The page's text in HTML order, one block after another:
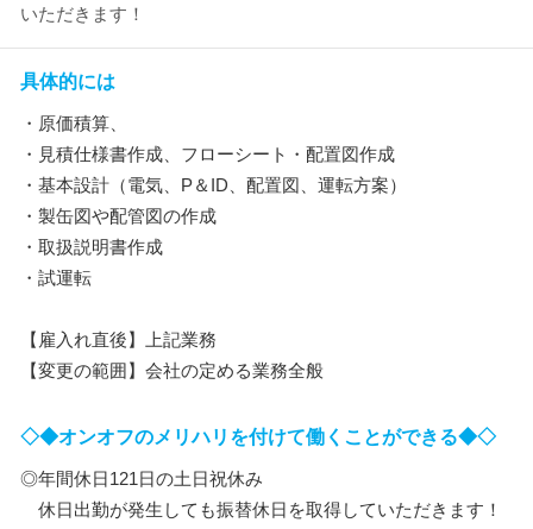
いただきます！
具体的には
・原価積算、
・見積仕様書作成、フローシート・配置図作成
・基本設計（電気、P＆ID、配置図、運転方案）
・製缶図や配管図の作成
・取扱説明書作成
・試運転
【雇入れ直後】上記業務
【変更の範囲】会社の定める業務全般
◇◆オンオフのメリハリを付けて働くことができる◆◇
◎年間休日121日の土日祝休み
休日出勤が発生しても振替休日を取得していただきます！